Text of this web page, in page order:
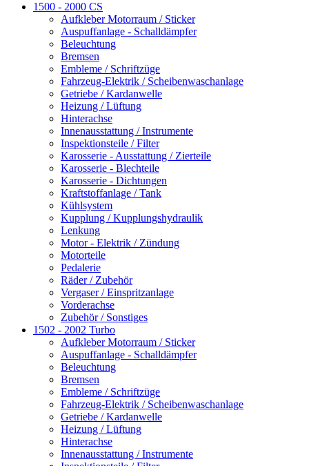
1500 - 2000 CS
Aufkleber Motorraum / Sticker
Auspuffanlage - Schalldämpfer
Beleuchtung
Bremsen
Embleme / Schriftzüge
Fahrzeug-Elektrik / Scheibenwaschanlage
Getriebe / Kardanwelle
Heizung / Lüftung
Hinterachse
Innenausstattung / Instrumente
Inspektionsteile / Filter
Karosserie - Ausstattung / Zierteile
Karosserie - Blechteile
Karosserie - Dichtungen
Kraftstoffanlage / Tank
Kühlsystem
Kupplung / Kupplungshydraulik
Lenkung
Motor - Elektrik / Zündung
Motorteile
Pedalerie
Räder / Zubehör
Vergaser / Einspritzanlage
Vorderachse
Zubehör / Sonstiges
1502 - 2002 Turbo
Aufkleber Motorraum / Sticker
Auspuffanlage - Schalldämpfer
Beleuchtung
Bremsen
Embleme / Schriftzüge
Fahrzeug-Elektrik / Scheibenwaschanlage
Getriebe / Kardanwelle
Heizung / Lüftung
Hinterachse
Innenausstattung / Instrumente